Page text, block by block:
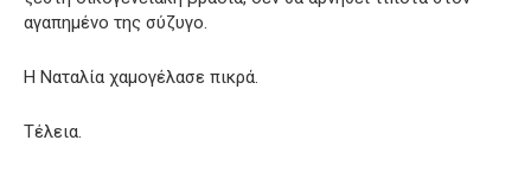
αγαπημένο της σύζυγο.
Η Ναταλία χαμογέλασε πικρά.
Τέλεια.